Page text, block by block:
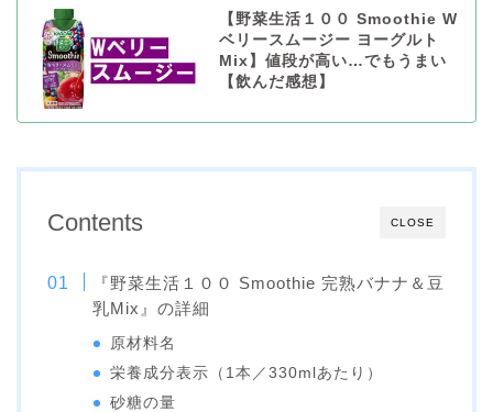
【野菜生活１００ Smoothie W
ベリースムージー ヨーグルト
Mix】値段が高い…でもうまい
【飲んだ感想】
CLOSE
Contents
『野菜生活１００ Smoothie 完熟バナナ＆豆
乳Mix』の詳細
原材料名
栄養成分表示（1本／330mlあたり）
砂糖の量